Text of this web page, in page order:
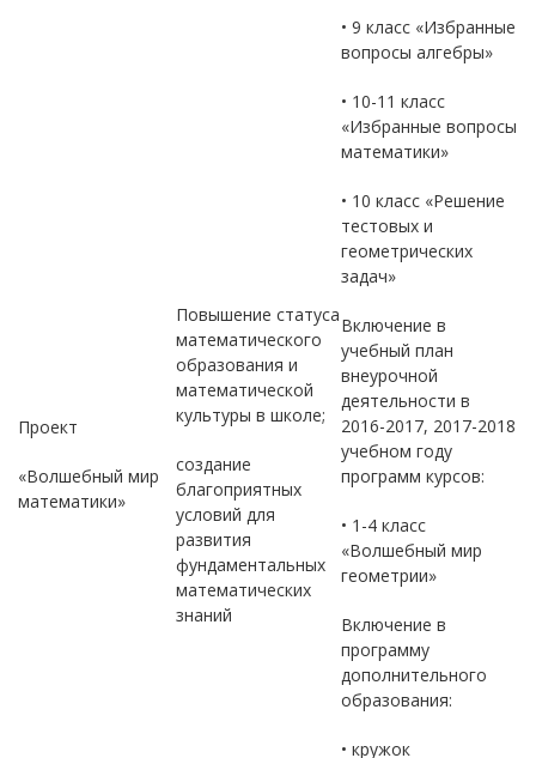
Проект
«Волшебный мир
математики»
Повышение статуса
математического
образования и
математической
культуры в школе;
создание
благоприятных
условий для
развития
фундаментальных
математических
знаний
• 9 класс «Избранные
вопросы алгебры»
• 10-11 класс
«Избранные вопросы
математики»
• 10 класс «Решение
тестовых и
геометрических
задач»
Включение в
учебный план
внеурочной
деятельности в
2016-2017, 2017-2018
учебном году
программ курсов:
• 1-4 класс
«Волшебный мир
геометрии»
Включение в
программу
дополнительного
образования:
• кружок